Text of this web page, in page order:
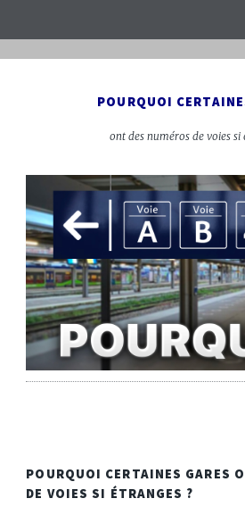
POURQUOI
ont des numéros de voies si
POURQUOI CERTAINES GARES
DE VOIES SI ÉTRANGES ?